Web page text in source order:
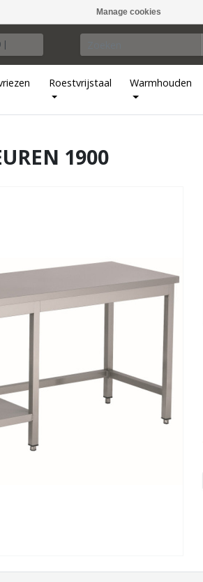
Manage cookies
|
Roestvrijstaal Warmhouden
1900